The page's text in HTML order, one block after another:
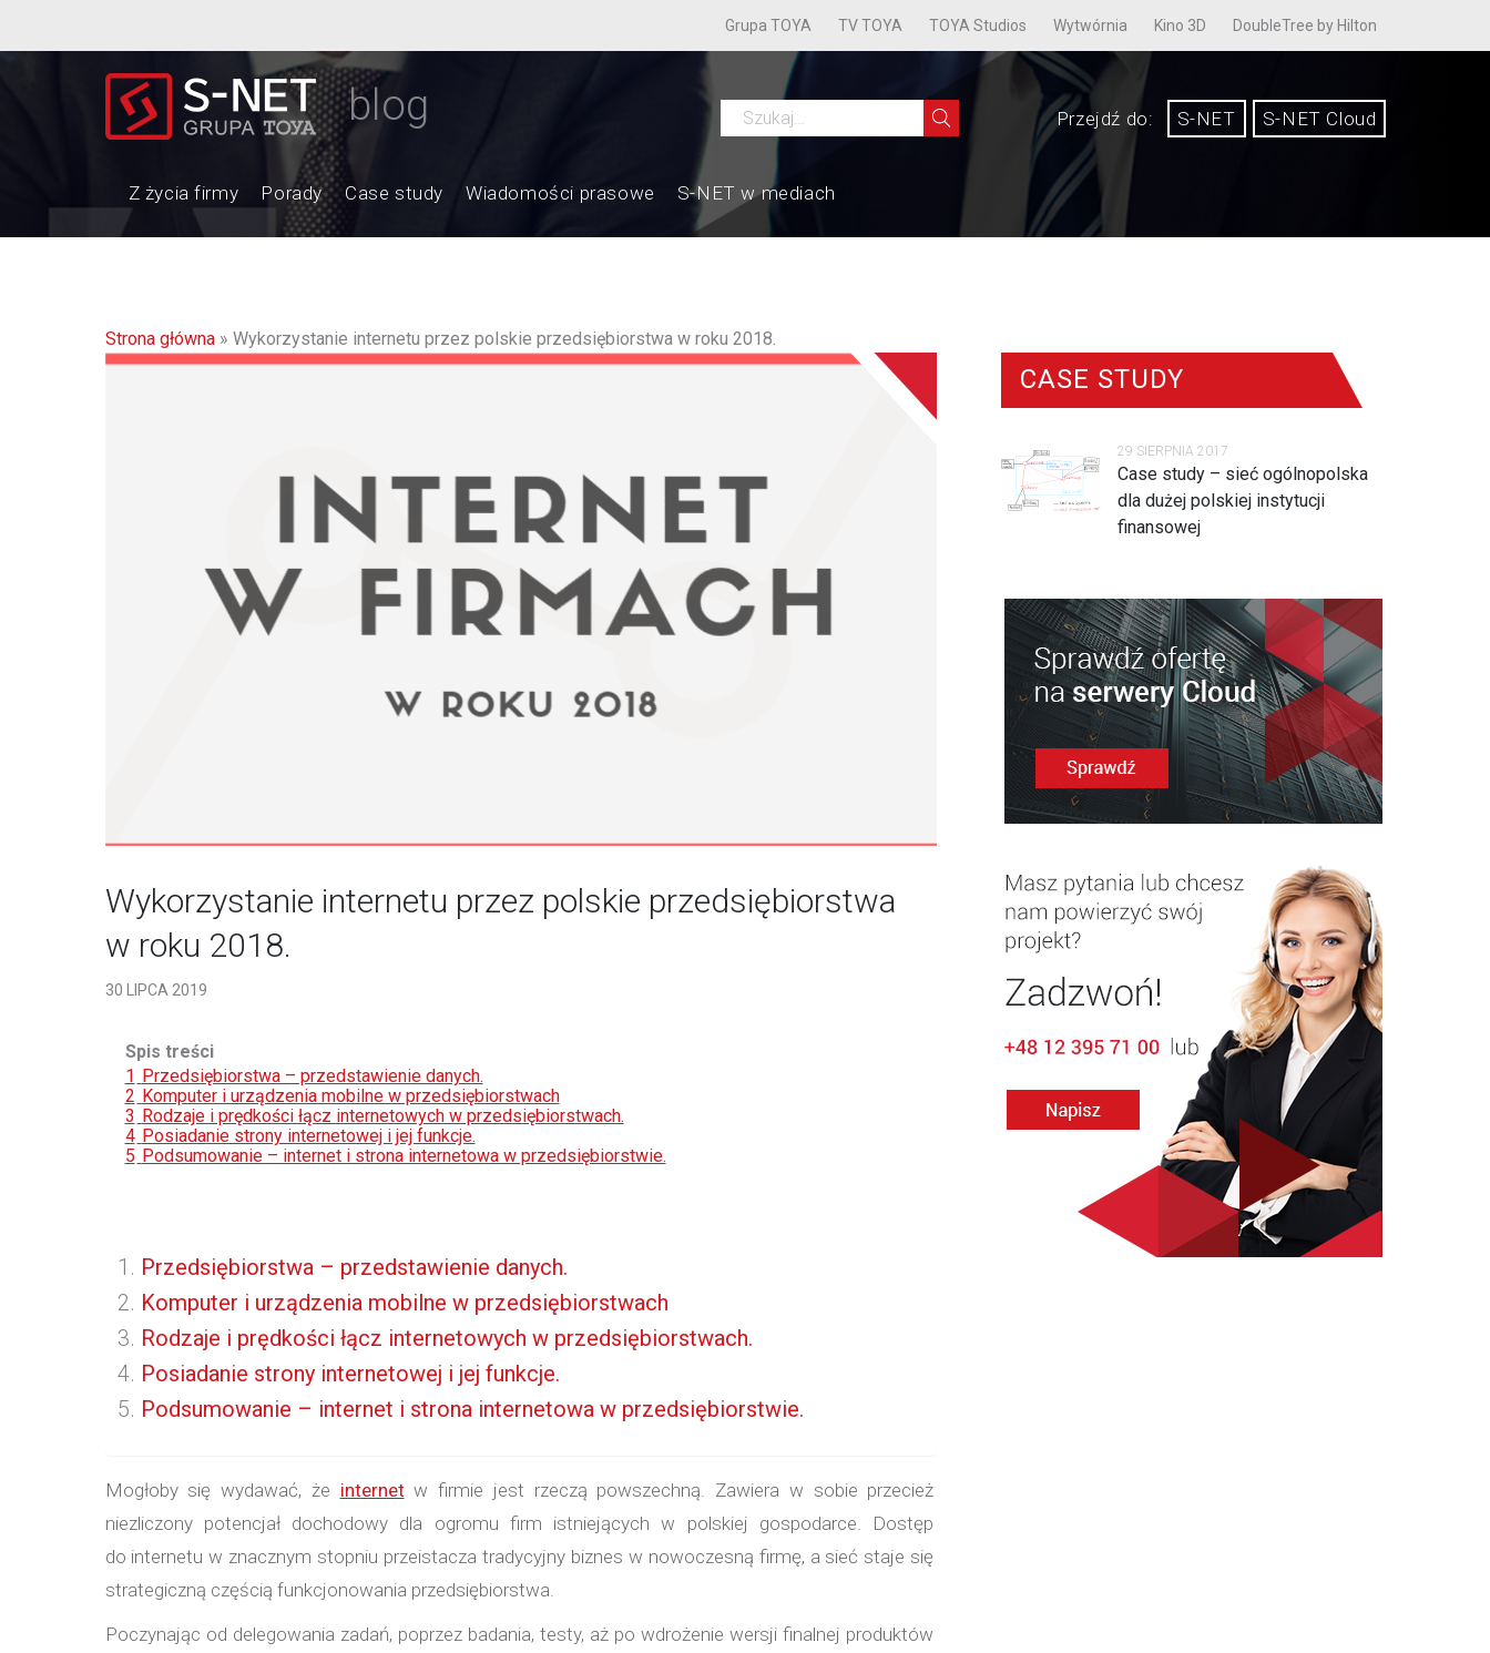
Grupa TOYA TV TOYA TOYA Studios Wytwórnia Kino 3D DoubleTree by Hilton
blog Przejdź do: S-NET S-NET Cloud
Z życia firmy Porady Case study Wiadomości prasowe S-NET w mediach
Strona główna» Wykorzystanie internetu przez polskie przedsiębiorstwa w roku 2018.
Wykorzystanie internetu przez polskie przedsiębiorstwa
w roku 2018.
30 LIPCA 2019
Spis treści
1 Przedsiębiorstwa – przedstawienie danych.
2 Komputer i urządzenia mobilne w przedsiębiorstwach
3 Rodzaje i prędkości łącz internetowych w przedsiębiorstwach.
4 Posiadanie strony internetowej i jej funkcje.
5 Podsumowanie – internet i strona internetowa w przedsiębiorstwie.
Przedsiębiorstwa – przedstawienie danych.
Komputer i urządzenia mobilne w przedsiębiorstwach
Rodzaje i prędkości łącz internetowych w przedsiębiorstwach.
Posiadanie strony internetowej i jej funkcje.
Podsumowanie – internet i strona internetowa w przedsiębiorstwie.
Mogłoby się wydawać, że internetw firmie jest rzeczą powszechną. Zawiera w sobie przecież
niezliczony potencjał dochodowy dla ogromu firm istniejących w polskiej gospodarce. Dostęp
do internetu w znacznym stopniu przeistacza tradycyjny biznes w nowoczesną firmę, a sieć staje się
strategiczną częścią funkcjonowania przedsiębiorstwa.
Poczynając od delegowania zadań, poprzez badania, testy, aż po wdrożenie wersji finalnej produktów
CASE STUDY
29 SIERPNIA 2017
Case study – sieć ogólnopolska
dla dużej polskiej instytucji
finansowej